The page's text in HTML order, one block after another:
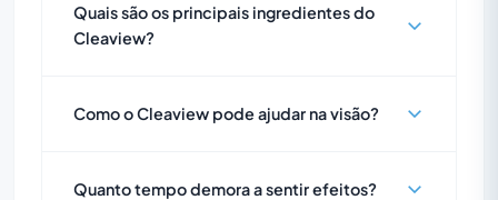
Quais são os principais ingredientes do
Cleaview?
Como o Cleaview pode ajudar na visão?
Quanto tempo demora a sentir efeitos?